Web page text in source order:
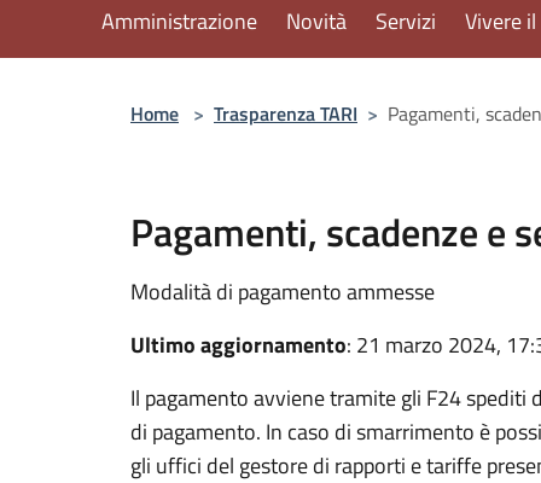
Amministrazione Novità Servizi Vivere
Home > Trasparenza TARI > Pagamenti,
Pagamenti, scadenze e
Modalità di pagamento ammesse
Ultimo aggiornamento: 21 marzo 2024,
Il pagamento avviene tramite gli F24
di pagamento. In caso di smarrimento è
gli uffici del gestore di rapporti e tariffe